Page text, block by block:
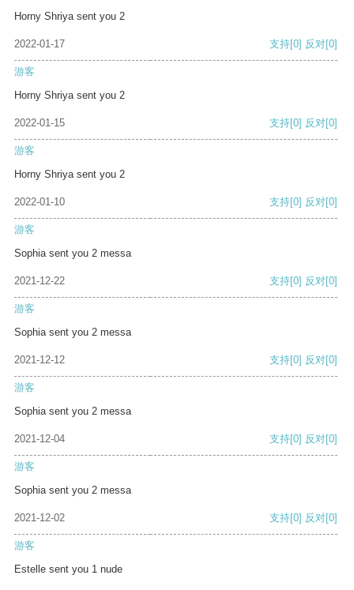
Horny Shriya sent you 2
2022-01-17 支持[0] 反对[0]
游客
Horny Shriya sent you 2
2022-01-15 支持[0] 反对[0]
游客
Horny Shriya sent you 2
2022-01-10 支持[0] 反对[0]
游客
Sophia sent you 2 messa
2021-12-22 支持[0] 反对[0]
游客
Sophia sent you 2 messa
2021-12-12 支持[0] 反对[0]
游客
Sophia sent you 2 messa
2021-12-04 支持[0] 反对[0]
游客
Sophia sent you 2 messa
2021-12-02 支持[0] 反对[0]
游客
Estelle sent you 1 nude